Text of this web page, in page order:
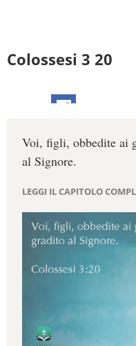
Colossesi 3 20
Voi, figli, obbedite ai
al Signore.
LEGGI IL CAPITOLO